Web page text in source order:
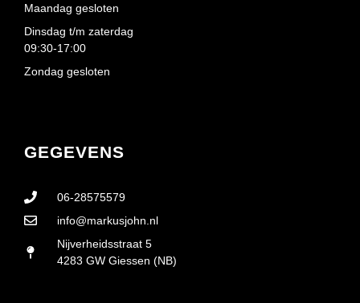
GEGEVENS
06-28575579
info@markusjohn.nl
Nijverheidsstraat 5
4283 GW Giessen (NB)
Maandag gesloten
Dinsdag t/m zaterdag
09:30-17:00
Zondag gesloten